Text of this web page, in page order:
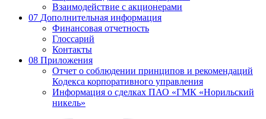
Взаимодействие с акционерами
07 Дополнительная информация
Финансовая отчетность
Глоссарий
Контакты
08 Приложения
Отчет о соблюдении принципов и рекомендаций
Кодекса корпоративного управления
Информация о сделках ПАО «ГМК «Норильский
никель»